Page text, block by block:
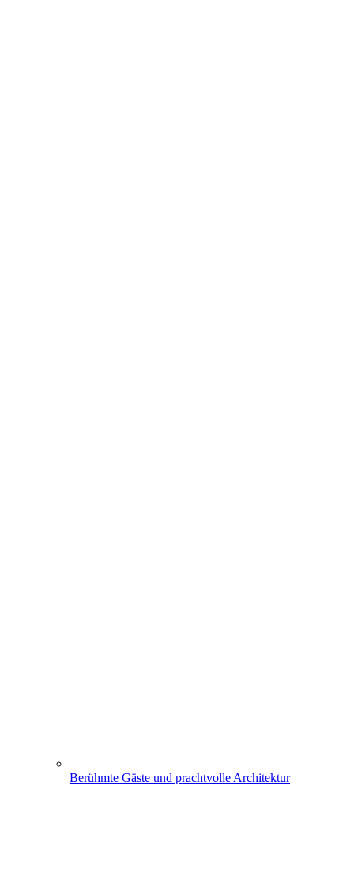
Berühmte Gäste und prachtvolle Architektur